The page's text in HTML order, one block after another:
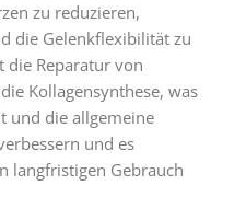
zu reduzieren,
die Gelenkflexibilität zu
die Reparatur von
Kollagensynthese, was
und die allgemeine
und es
langfristigen Gebrauch